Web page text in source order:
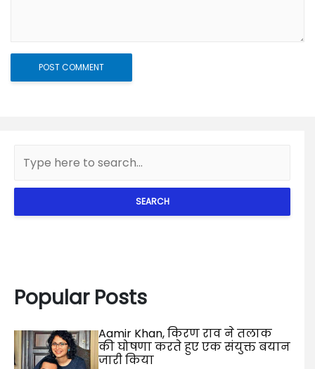
SEARCH
Popular Posts
Aamir Khan, किरण राव ने तलाक
की घोषणा करते हुए एक संयुक्त बयान
जारी किया